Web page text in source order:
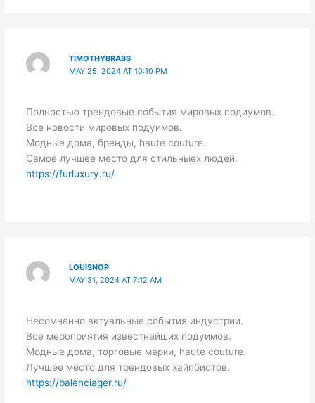
TIMOTHYBRABS
MAY 25, 2024 AT 10:10 PM
Полностью трендовые события мировых подиумов.
Все новости мировых подуимов.
Модные дома, бренды, haute couture.
Самое лучшее место для стильныех людей.
https://furluxury.ru/
LOUISNOP
MAY 31, 2024 AT 7:12 AM
Несомненно актуальные события индустрии.
Все мероприятия известнейших подуимов.
Модные дома, торговые марки, haute couture.
Лучшее место для трендовых хайпбистов.
https://balenciager.ru/